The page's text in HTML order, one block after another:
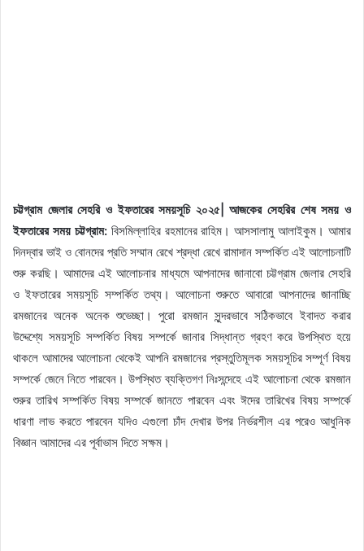
চট্টগ্রাম জেলার সেহরি ও ইফতারের সময়সূচি ২০২৫| আজকের সেহরির শেষ সময় ও
ইফতারের সময় চট্টগ্রাম:বিসমিল্লাহির রহমানের রাহিম। আসসালামু আলাইকুম। আমার
দিনদ্বার ভাই ও বোনদের প্রতি সম্মান রেখে শ্রদ্ধা রেখে রামাদান সম্পর্কিত এই আলোচনাটি
শুরু করছি। আমাদের এই আলোচনার মাধ্যমে আপনাদের জানাবো চট্টগ্রাম জেলার সেহরি
ও ইফতারের সময়সূচি সম্পর্কিত তথ্য। আলোচনা শুরুতে আবারো আপনাদের জানাচ্ছি
রমজানের অনেক অনেক শুভেচ্ছা। পুরো রমজান সুন্দরভাবে সঠিকভাবে ইবাদত করার
উদ্দেশ্যে সময়সূচি সম্পর্কিত বিষয় সম্পর্কে জানার সিদ্ধান্ত গ্রহণ করে উপস্থিত হয়ে
থাকলে আমাদের আলোচনা থেকেই আপনি রমজানের প্রস্তুতিমূলক সময়সূচির সম্পূর্ণ বিষয়
সম্পর্কে জেনে নিতে পারবেন। উপস্থিত ব্যক্তিগণ নিঃসন্দেহে এই আলোচনা থেকে রমজান
শুরুর তারিখ সম্পর্কিত বিষয় সম্পর্কে জানতে পারবেন এবং ঈদের তারিখের বিষয় সম্পর্কে
ধারণা লাভ করতে পারবেন যদিও এগুলো চাঁদ দেখার উপর নির্ভরশীল এর পরেও আধুনিক
বিজ্ঞান আমাদের এর পূর্বাভাস দিতে সক্ষম।